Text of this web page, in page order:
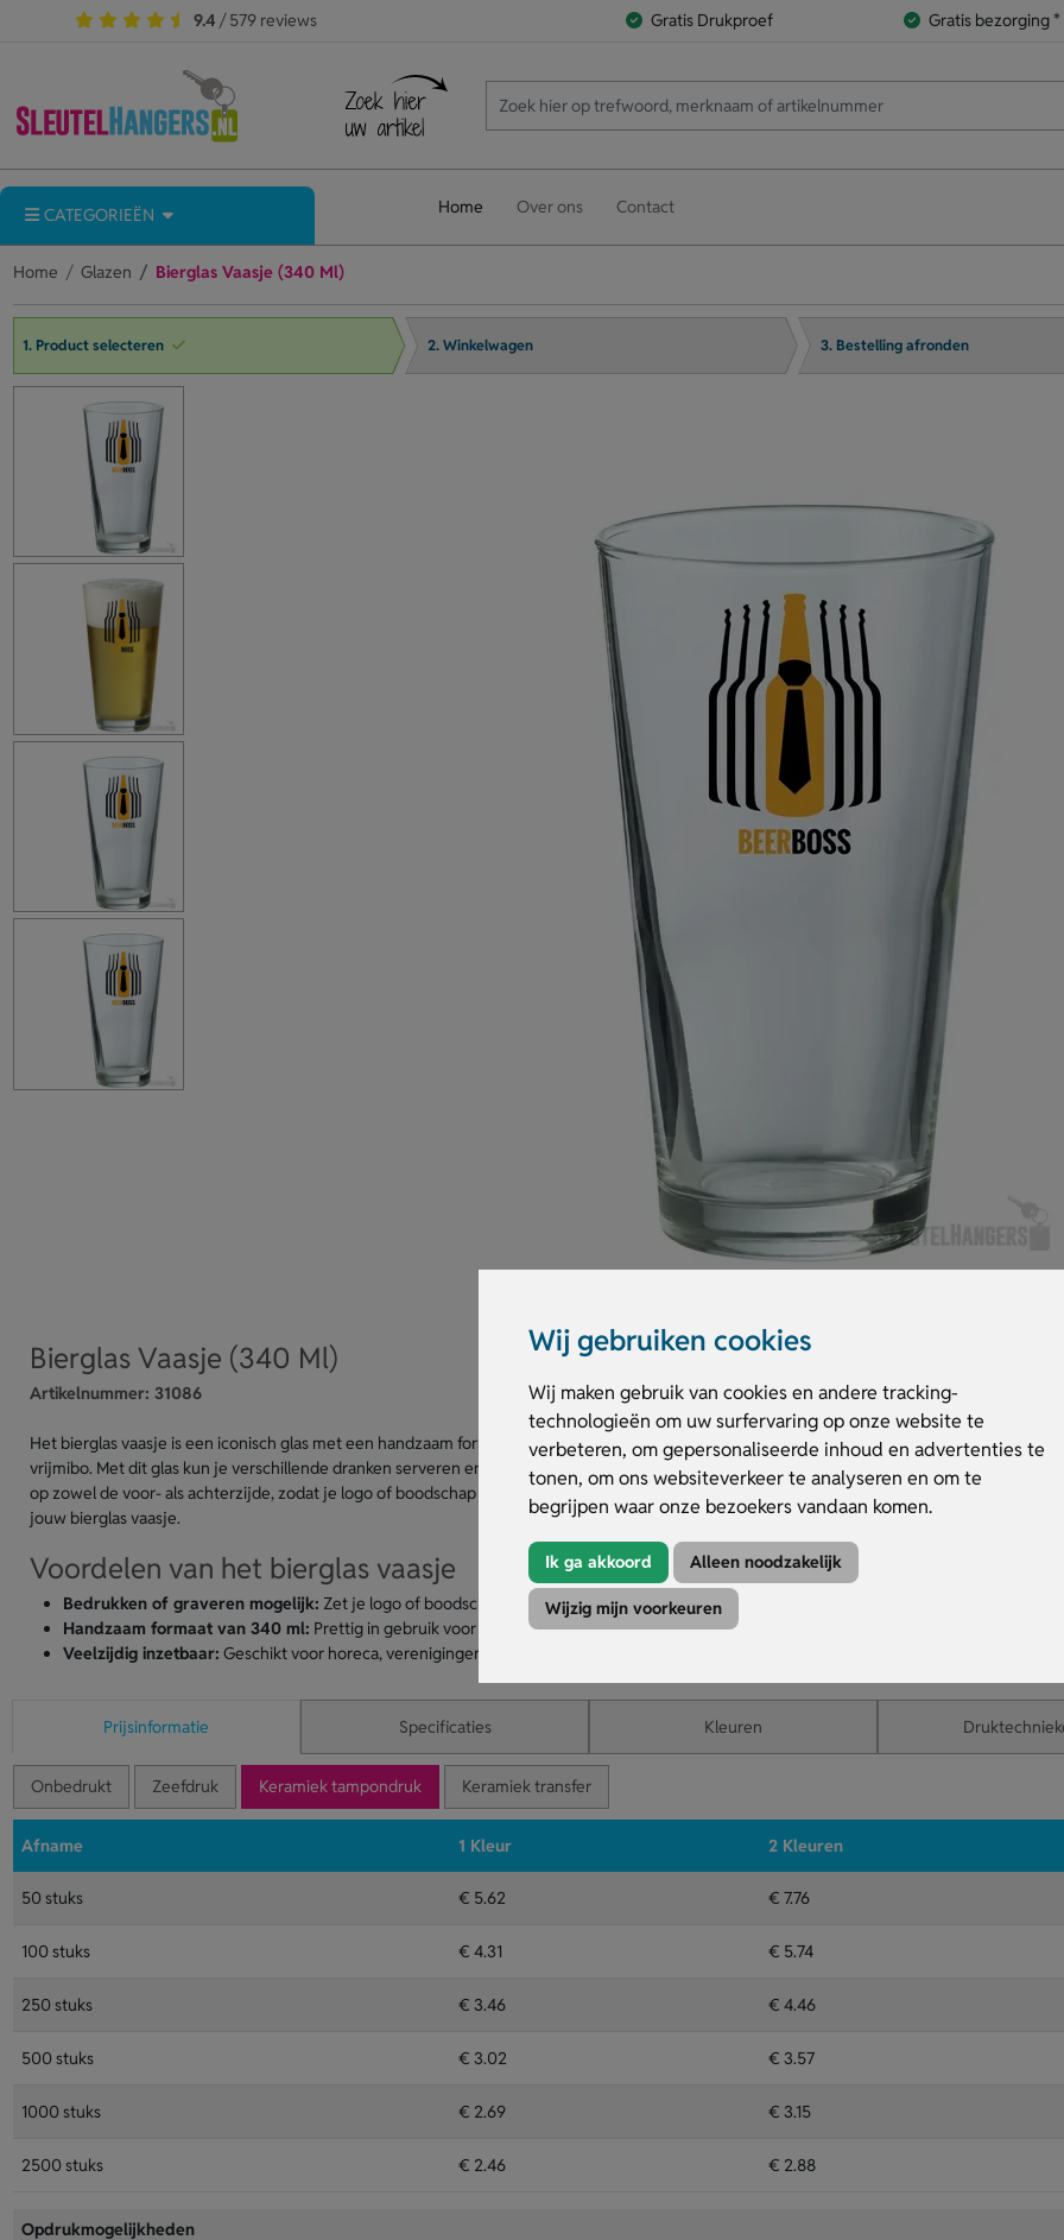
Wij gebruiken cookies
Wij maken gebruik van cookies en andere tracking-
technologieën om uw surfervaring op onze website te
verbeteren, om gepersonaliseerde inhoud en advertenties te
tonen, om ons websiteverkeer te analyseren en om te
begrijpen waar onze bezoekers vandaan komen.
Ik ga akkoord Alleen noodzakelijk
Wijzig mijn voorkeuren
9.4 / 579 reviews Gratis Drukproef Gratis bezorging *
CATEGORIEËN Home Over ons Contact
Home Glazen Bierglas Vaasje (340 Ml)
1. Product selecteren 2. Winkelwagen 3. Bestelling afronden
Bierglas Vaasje (340 Ml)
Artikelnummer: 31086
Het bierglas vaasje is een iconisch glas met een handzaam formaat van 340 ml. Het ligt prettig in de hand en is ideaal voor horeca,
vrijmibo. Met dit glas kun je verschillende dranken serveren en het is geschikt voor diverse gelegenheden. Het bierglas vaasje is te bedrukken
op zowel de voor- als achterzijde, zodat je logo of boodschap duidelijk zichtbaar is. Maak je merk of evenement extra opvallend en bestel
jouw bierglas vaasje.
Voordelen van het bierglas vaasje
Bedrukken of graveren mogelijk: Zet je logo of boodschap op het glas voor extra zichtbaarheid.
Handzaam formaat van 340 ml: Prettig in gebruik voor gasten bij elk evenement.
Veelzijdig inzetbaar: Geschikt voor horeca, verenigingen en informele bijeenkomsten.
Prijsinformatie Specificaties Kleuren
Onbedrukt Zeefdruk Keramiek tampondruk Keramiek transfer
Afname 1 Kleur 2 Kleuren
50 stuks € 5.62 € 7.76
100 stuks € 4.31 € 5.74
250 stuks € 3.46 € 4.46
500 stuks € 3.02 € 3.57
1000 stuks € 2.69 € 3.15
2500 stuks € 2.46 € 2.88
Opdrukmogelijkheden